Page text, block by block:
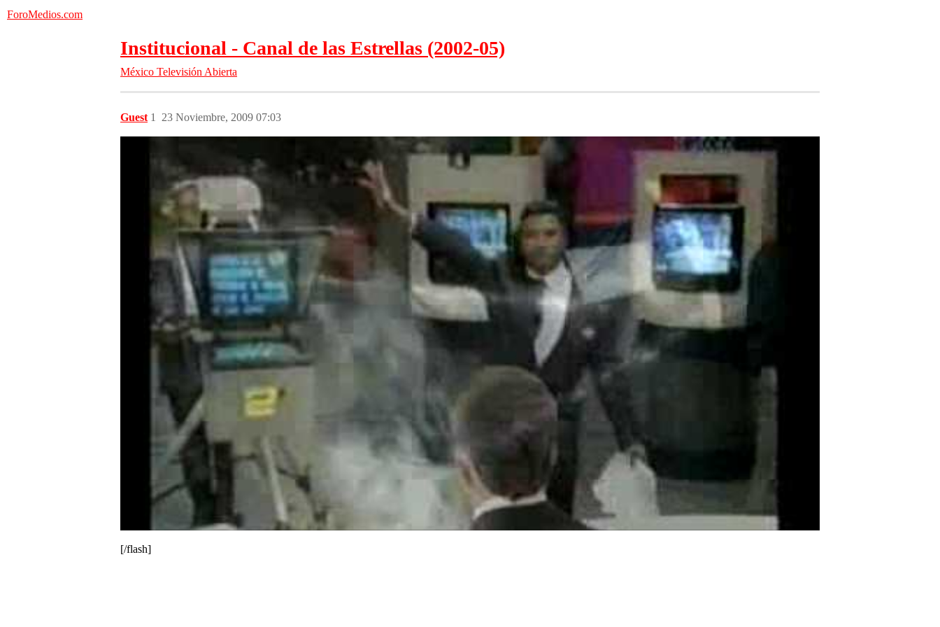
ForoMedios.com
Institucional - Canal de las Estrellas (2002-05)
México Televisión Abierta
Guest 23 Noviembre, 2009 07:03
1
[/flash]